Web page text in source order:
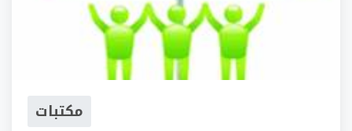
مكتبات